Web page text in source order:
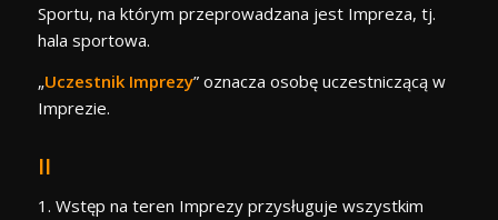
Sportu, na którym przeprowadzana jest Impreza, tj.
hala sportowa.
„Uczestnik Imprezy” oznacza osobę uczestniczącą w
Imprezie.
II
1. Wstęp na teren Imprezy przysługuje wszystkim